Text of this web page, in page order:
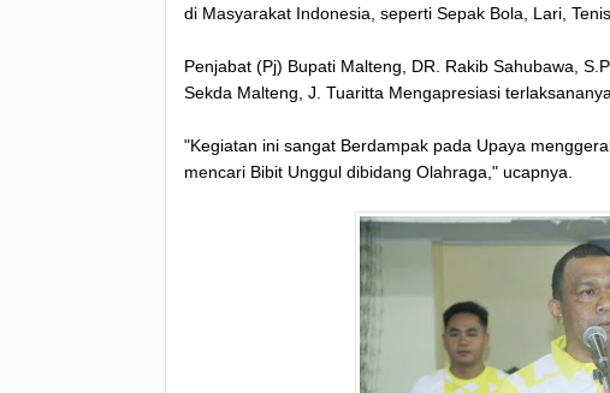
di Masyarakat Indonesia, seperti Sepak Bola, Lari,
Penjabat (Pj) Bupati Malteng, DR. Rakib Sahubawa,
Sekda Malteng, J. Tuaritta Mengapresiasi
"Kegiatan ini sangat Berdampak pada Upaya
mencari Bibit Unggul dibidang Olahraga," ucapnya.